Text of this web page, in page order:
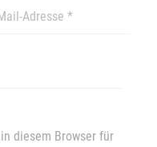
diesem Browser für